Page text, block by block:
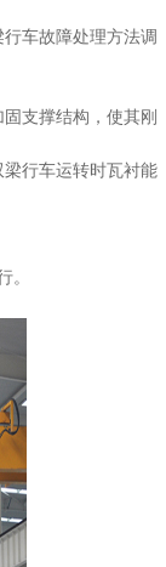
行车故障处理方法调
支撑结构，使其刚
梁行车运转时瓦衬能
。